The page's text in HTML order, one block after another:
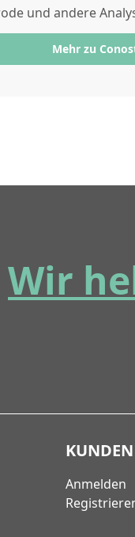
und andere
Mehr zu
Wir
KUNDEN
Anmelden